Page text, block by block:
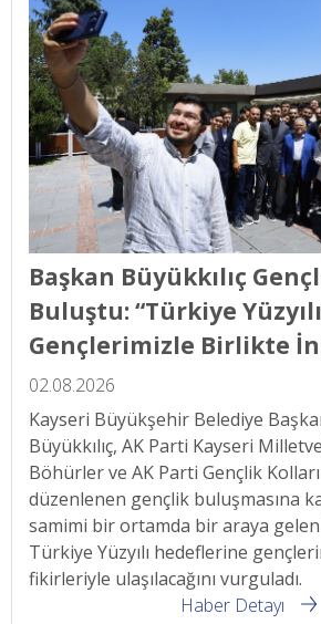
Başkan Büyükkılıç
Buluştu: “Türkiye
Gençlerimizle Birlikte
02.08.2026
Kayseri Büyükşehir Belediye
Büyükkılıç, AK Parti Kayseri
Böhürler ve AK Parti Gençlik
düzenlenen gençlik buluşmasına
samimi bir ortamda bir araya gelen
Türkiye Yüzyılı hedeflerine
fikirleriyle ulaşılacağını vurguladı.
Haber Detayı